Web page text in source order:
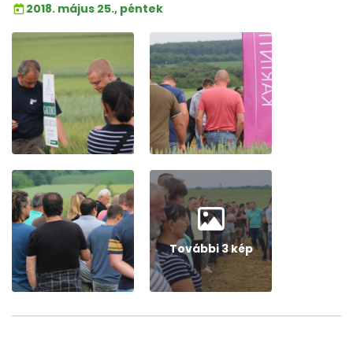
2018. május 25., péntek
További 3 kép